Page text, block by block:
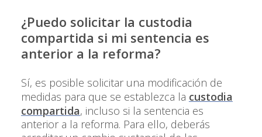
¿Puedo solicitar la custodia
compartida si mi sentencia es
anterior a la reforma?
Sí, es posible solicitar una modificación de
medidas para que se establezca la custodia
compartida, incluso si la sentencia es
anterior a la reforma. Para ello, deberás